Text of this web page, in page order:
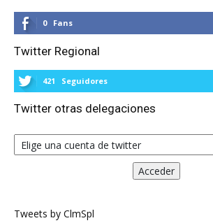
0 Fans
Twitter Regional
421 Seguidores
Twitter otras delegaciones
Tweets by ClmSpl